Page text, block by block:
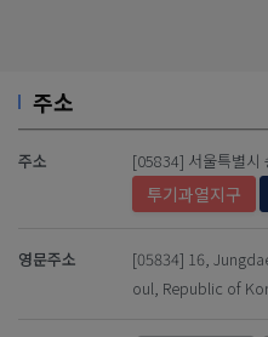
주소
주소 [05834] 서울특별시
투기과열지구
영문주소
[05834] 16,
oul, Republic of